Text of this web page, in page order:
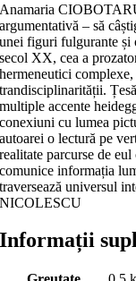
Anamaria
argumentativă – să
unei figuri fulgurante și
secol XX, cea a
hermeneutici
trandisciplinarității.
multiple accente
conexiuni cu lumea
autoarei o lectură pe
realitate parcurse de
comunice informația
traversează universul
NICOLESCU
Informații